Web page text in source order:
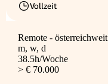
Beschäftigungsart
Vollzeit
Remote - österreichweit
m, w, d
38.5h/Woche
> € 70.000